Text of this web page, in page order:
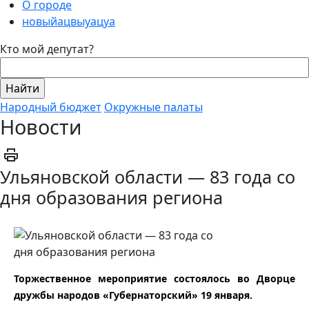
О городе
новыйацвыуацуа
Кто мой депутат?
Народный бюджет Окружные палаты
Новости
Ульяновской области — 83 года со
дня образования региона
Торжественное мероприятие состоялось во Дворце
дружбы народов «Губернаторский» 19 января.